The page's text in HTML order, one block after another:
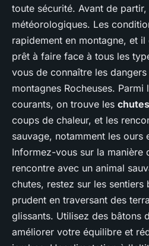
toute sécurité. Avant de
météorologiques. Les
rapidement en montagne, et
prêt à faire face à tous les
vous de connaître les
montagnes Rocheuses. Parmi
courants, on trouve les chutes
coups de chaleur, et les
sauvage, notamment les ours
Informez-vous sur la manière
rencontre avec un animal
chutes, restez sur les sentiers
prudent en traversant des
glissants. Utilisez des bâtons
améliorer votre équilibre et